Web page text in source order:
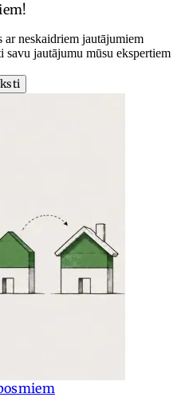
ar neskaidriem jautājumiem
savu jautājumu mūsu ekspertiem